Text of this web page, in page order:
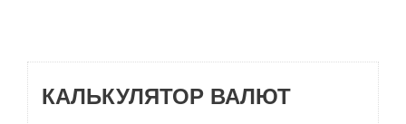
КАЛЬКУЛЯТОР ВАЛЮТ